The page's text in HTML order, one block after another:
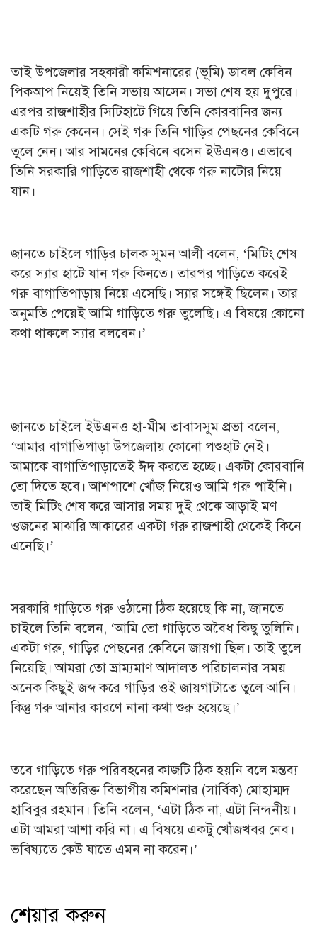
তাই উপজেলার সহকারী কমিশনারের (ভূমি) ডাবল কেবিন
পিকআপ নিয়েই তিনি সভায় আসেন। সভা শেষ হয় দুপুরে।
এরপর রাজশাহীর সিটিহাটে গিয়ে তিনি কোরবানির জন্য
একটি গরু কেনেন। সেই গরু তিনি গাড়ির পেছনের কেবিনে
তুলে নেন। আর সামনের কেবিনে বসেন ইউএনও। এভাবে
তিনি সরকারি গাড়িতে রাজশাহী থেকে গরু নাটোর নিয়ে
যান।
জানতে চাইলে গাড়ির চালক সুমন আলী বলেন, ‘মিটিং শেষ
করে স্যার হাটে যান গরু কিনতে। তারপর গাড়িতে করেই
গরু বাগাতিপাড়ায় নিয়ে এসেছি। স্যার সঙ্গেই ছিলেন। তার
অনুমতি পেয়েই আমি গাড়িতে গরু তুলেছি। এ বিষয়ে কোনো
কথা থাকলে স্যার বলবেন।’
জানতে চাইলে ইউএনও হা-মীম তাবাসসুম প্রভা বলেন,
‘আমার বাগাতিপাড়া উপজেলায় কোনো পশুহাট নেই।
আমাকে বাগাতিপাড়াতেই ঈদ করতে হচ্ছে। একটা কোরবানি
তো দিতে হবে। আশপাশে খোঁজ নিয়েও আমি গরু পাইনি।
তাই মিটিং শেষ করে আসার সময় দুই থেকে আড়াই মণ
ওজনের মাঝারি আকারের একটা গরু রাজশাহী থেকেই কিনে
এনেছি।’
সরকারি গাড়িতে গরু ওঠানো ঠিক হয়েছে কি না, জানতে
চাইলে তিনি বলেন, ‘আমি তো গাড়িতে অবৈধ কিছু তুলিনি।
একটা গরু, গাড়ির পেছনের কেবিনে জায়গা ছিল। তাই তুলে
নিয়েছি। আমরা তো ভ্রাম্যমাণ আদালত পরিচালনার সময়
অনেক কিছুই জব্দ করে গাড়ির ওই জায়গাটাতে তুলে আনি।
কিন্তু গরু আনার কারণে নানা কথা শুরু হয়েছে।’
তবে গাড়িতে গরু পরিবহনের কাজটি ঠিক হয়নি বলে মন্তব্য
করেছেন অতিরিক্ত বিভাগীয় কমিশনার (সার্বিক) মোহাম্মদ
হাবিবুর রহমান। তিনি বলেন, ‘এটা ঠিক না, এটা নিন্দনীয়।
এটা আমরা আশা করি না। এ বিষয়ে একটু খোঁজখবর নেব।
ভবিষ্যতে কেউ যাতে এমন না করেন।’
শেয়ার করুন